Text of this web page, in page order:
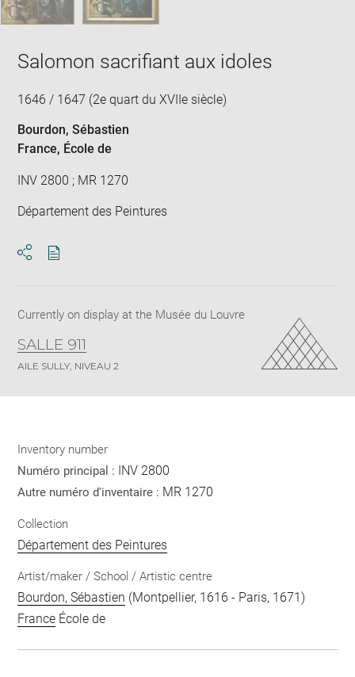
Salomon sacrifiant aux idoles
1646 / 1647 (2e quart du XVIIe siècle)
Bourdon, Sébastien
France, École de
INV 2800 ; MR 1270
Département des Peintures
Currently on display at the Musée du Louvre
SALLE 911
AILE SULLY, NIVEAU 2
Inventory number
Numéro principal : INV 2800
Autre numéro d'inventaire : MR 1270
Collection
Département des Peintures
Artist/maker / School / Artistic centre
Bourdon, Sébastien (Montpellier, 1616 - Paris, 1671)
France École de